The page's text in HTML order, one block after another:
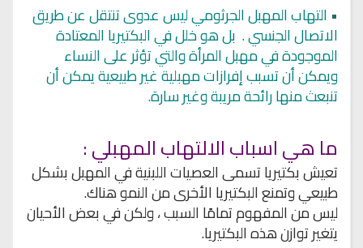
• التهاب المهبل الجرثومي ليس عدوى تنتقل عن طريق
الاتصال الجنسي . بل هو خلل في البكتيريا المعتادة
الموجودة في مهبل المرأة والتي تؤثر على النساء
ويمكن أن تسبب إفرازات مهبلية غير طبيعية يمكن أن
تنبعث منها رائحة مريبة وغير سارة.
ما هي اسباب الالتهاب المهبلي :
تعيش بكتيريا تسمى العصيات اللبنية في المهبل بشكل
طبيعي وتمنع البكتيريا الأخرى من النمو هناك.
ليس من المفهوم تمامًا السبب ، ولكن في بعض الأحيان
يتغير توازن هذه البكتيريا.